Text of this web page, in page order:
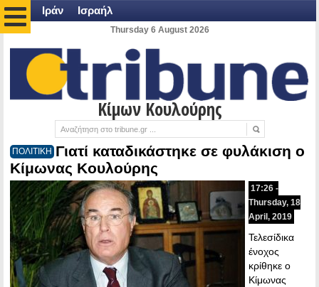
Ιράν Ισραήλ
Thursday 6 August 2026
Κίμων Κουλούρης
ΠΟΛΙΤΙΚΗ Γιατί καταδικάστηκε σε φυλάκιση ο
Κίμωνας Κουλούρης
17:26 -
Thursday, 18
April, 2019
Τελεσίδικα
ένοχος
κρίθηκε ο
Κίμωνας